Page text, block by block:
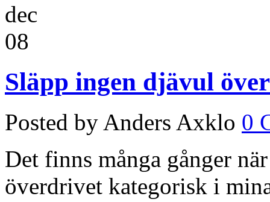
dec
08
Släpp ingen djävul
Posted by Anders Axklo 0
Det finns många gånger
överdrivet kategorisk i